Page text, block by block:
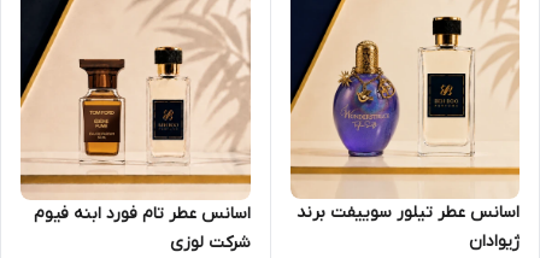
اسانس عطر تیلور سوییفت برند
ژیوادان
اسانس عطر تام فورد ابنه فیوم
شرکت لوزی